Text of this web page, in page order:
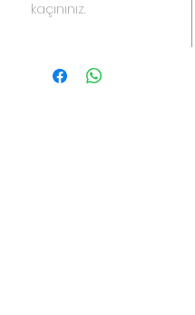
kaçınınız.